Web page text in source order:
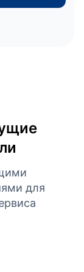
для